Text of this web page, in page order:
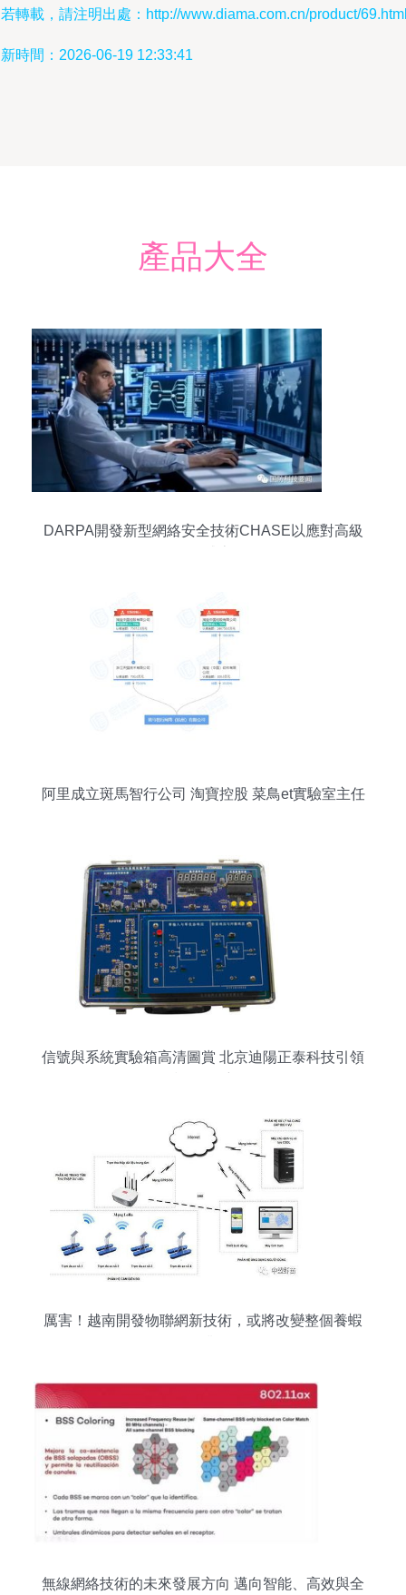
轉載，請注明出處：http://www.diama.com.cn/product/
時間：2026-06-19 12:33:41
產品大全
DARPA開發新型網絡安全技術CHASE以應對高級
阿里成立斑馬智行公司 淘寶控股 菜鳥et實驗室主任
信號與系統實驗箱高清圖賞 北京迪陽正泰科技引領
厲害！越南開發物聯網新技術，或將改變整個養蝦
無線網絡技術的未來發展方向 邁向智能、高效與全